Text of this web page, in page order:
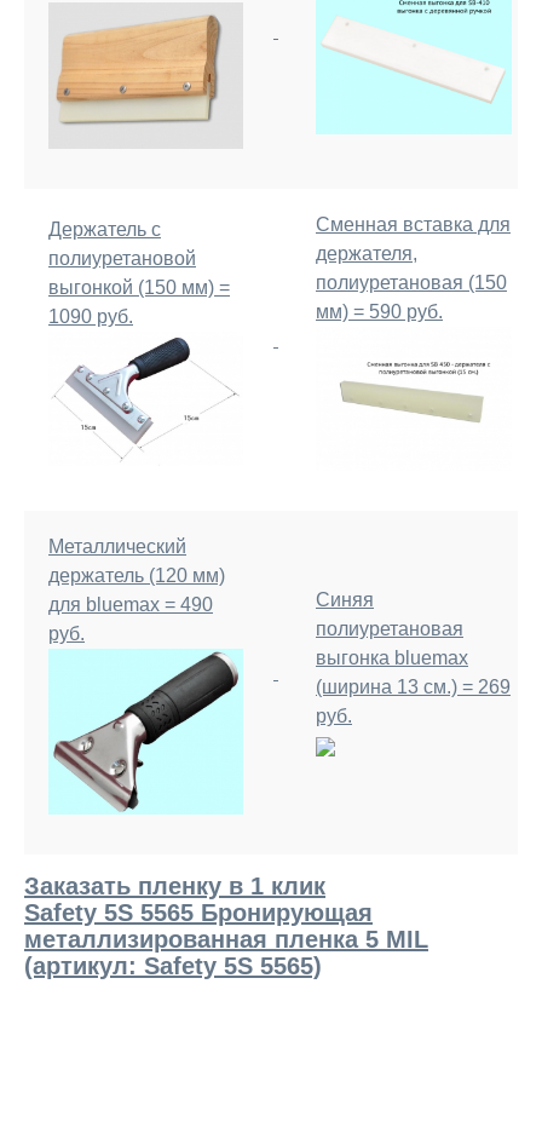
Держатель с
полиуретановой
выгонкой (150 мм) =
1090 руб.
Сменная вставка для
держателя,
полиуретановая (150
мм) = 590 руб.
Металлический
держатель (120 мм)
для bluemax = 490
руб.
Синяя
полиуретановая
выгонка bluemax
(ширина 13 см.) = 269
руб.
Заказать пленку в 1 клик
Safety 5S 5565 Бронирующая
металлизированная пленка 5 MIL
(артикул: Safety 5S 5565)